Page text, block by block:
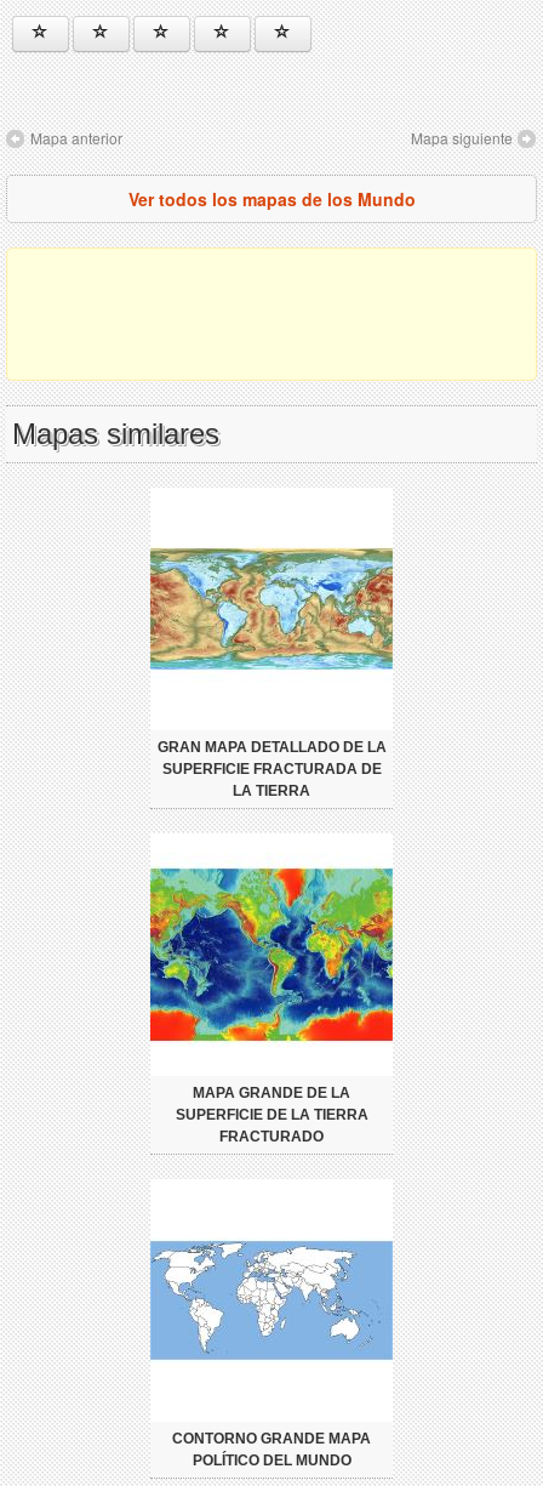
Mapa anterior Mapa siguiente
Ver todos los mapas de los Mundo
Mapas similares
GRAN MAPA DETALLADO DE LA
SUPERFICIE FRACTURADA DE
LA TIERRA
MAPA GRANDE DE LA
SUPERFICIE DE LA TIERRA
FRACTURADO
CONTORNO GRANDE MAPA
POLÍTICO DEL MUNDO